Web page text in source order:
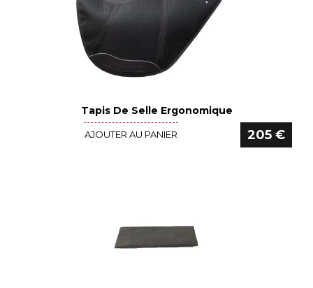
Voir le détail
Tapis De Selle Ergonomique
AJOUTER AU PANIER 205 €